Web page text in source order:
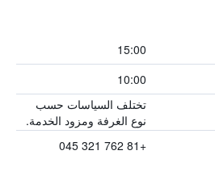
15:00
10:00
تختلف السياسات حسب
نوع الغرفة ومزود الخدمة.
+81 762 321 045